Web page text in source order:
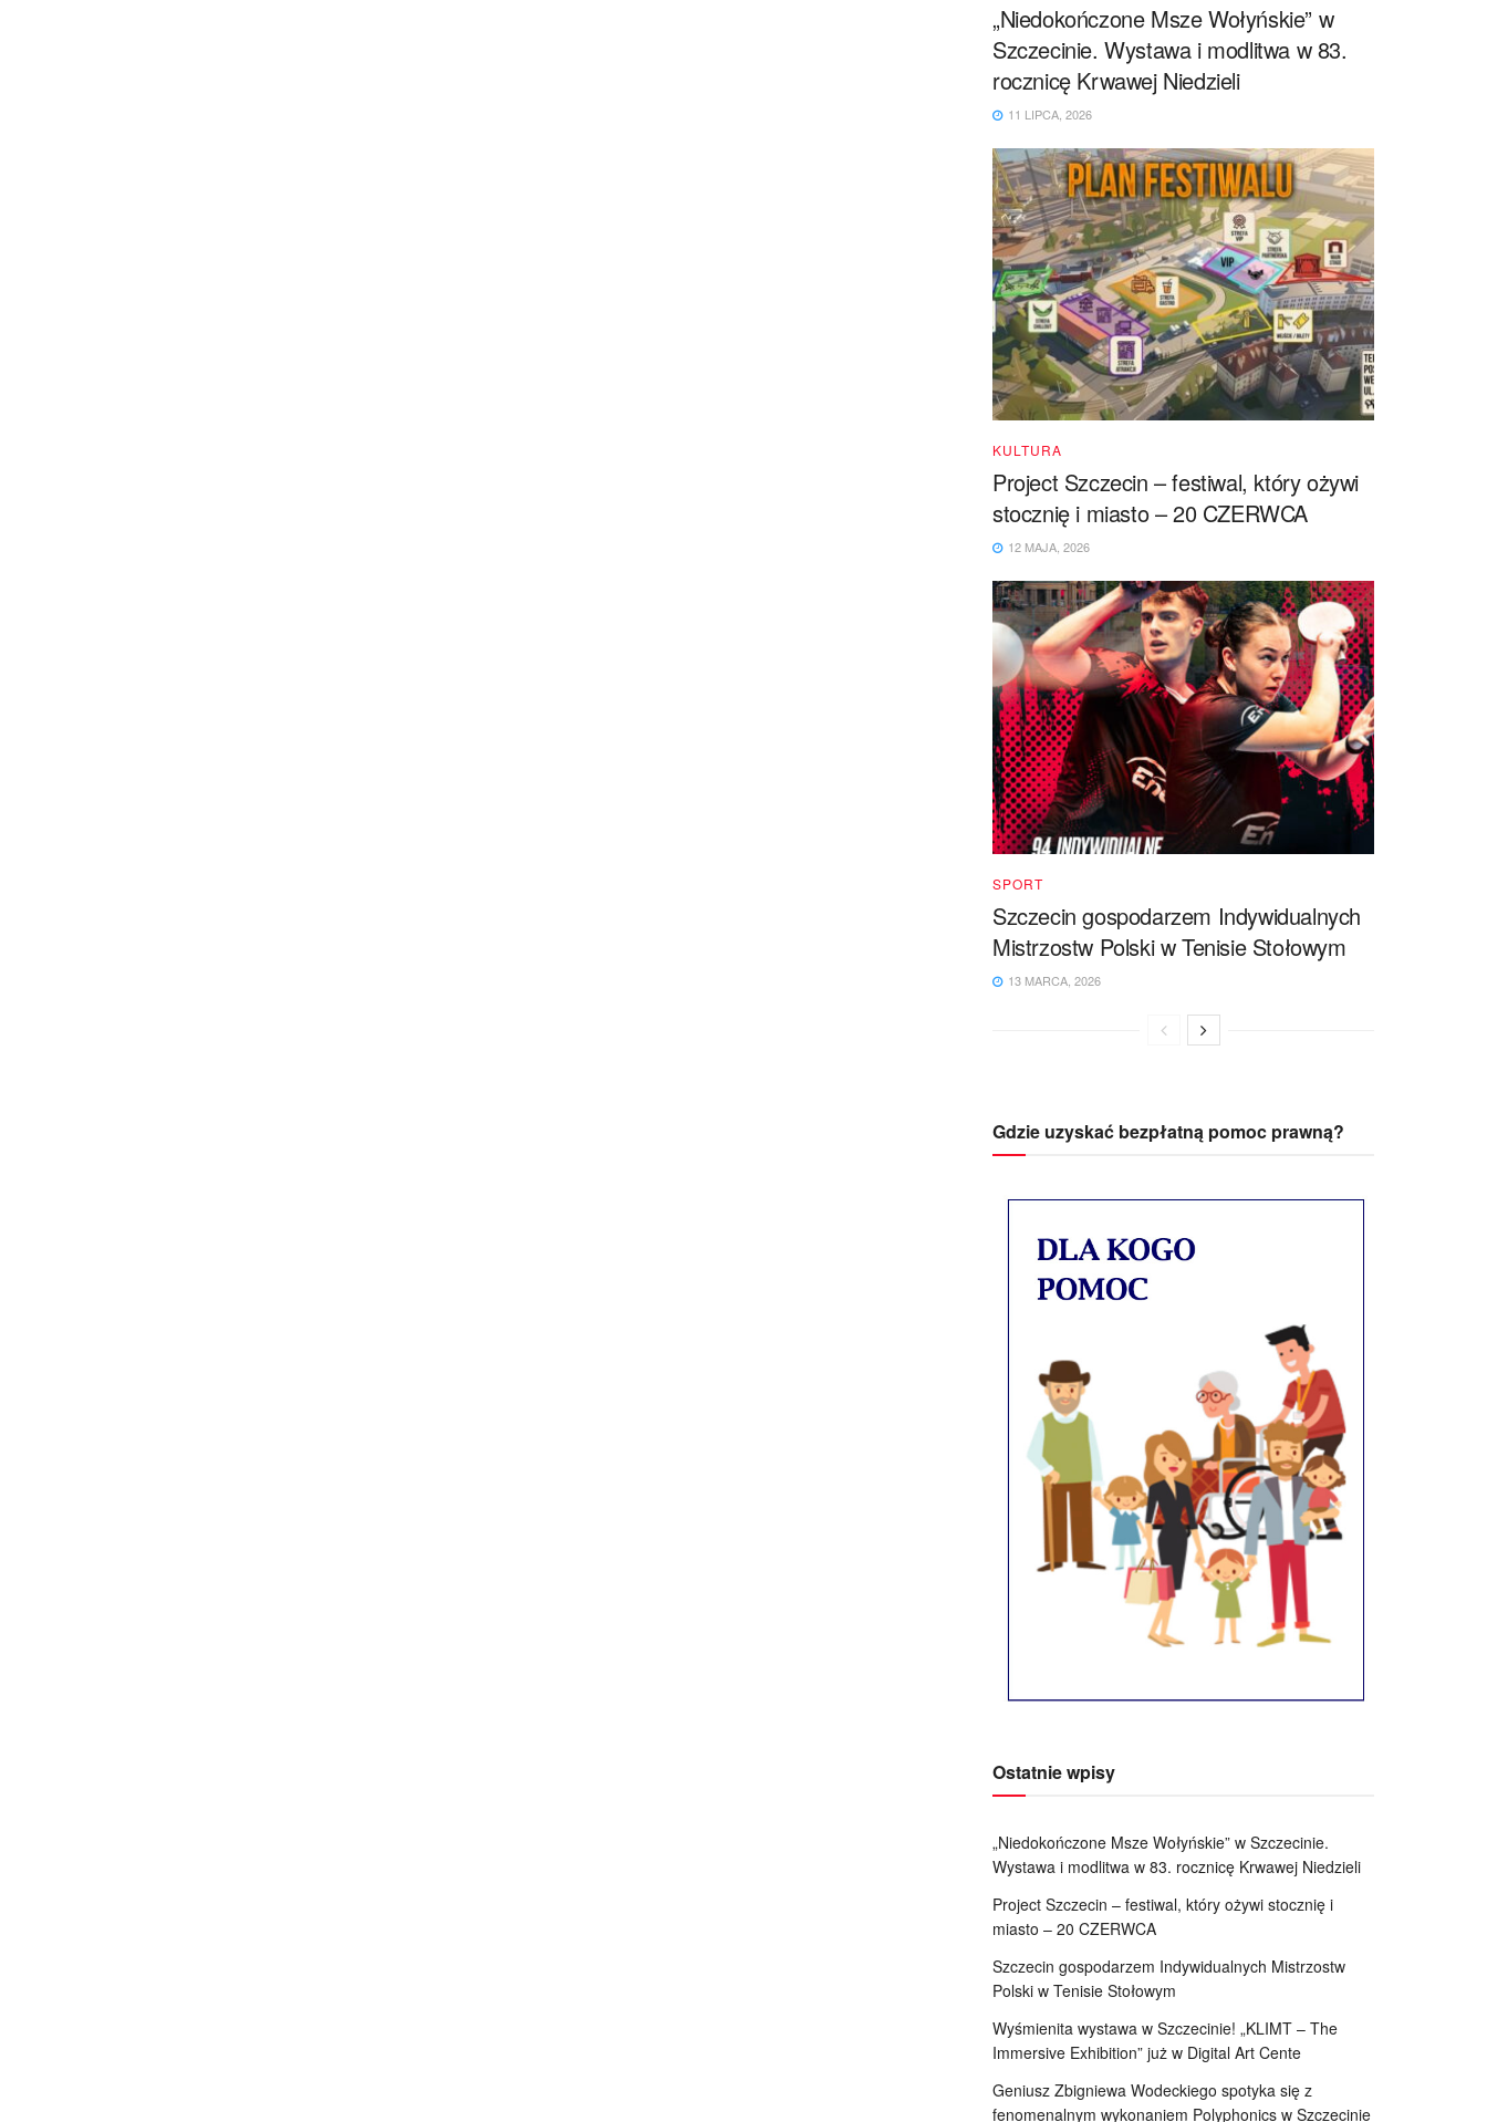
„Niedokończone Msze Wołyńskie” w
Szczecinie. Wystawa i modlitwa w 83.
rocznicę Krwawej Niedzieli
11 LIPCA, 2026
KULTURA
Project Szczecin – festiwal, który ożywi
stocznię i miasto – 20 CZERWCA
12 MAJA, 2026
SPORT
Szczecin gospodarzem Indywidualnych
Mistrzostw Polski w Tenisie Stołowym
13 MARCA, 2026
Gdzie uzyskać bezpłatną pomoc prawną?
Ostatnie wpisy
„Niedokończone Msze Wołyńskie” w Szczecinie.
Wystawa i modlitwa w 83. rocznicę Krwawej Niedzieli
Project Szczecin – festiwal, który ożywi stocznię i
miasto – 20 CZERWCA
Szczecin gospodarzem Indywidualnych Mistrzostw
Polski w Tenisie Stołowym
Wyśmienita wystawa w Szczecinie! „KLIMT – The
Immersive Exhibition” już w Digital Art Cente
Geniusz Zbigniewa Wodeckiego spotyka się z
fenomenalnym wykonaniem Polyphonics w Szczecinie